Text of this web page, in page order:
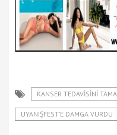
KANSER TEDAVİSİNİ
UYANIŞFEST’E DAMGA VURDU